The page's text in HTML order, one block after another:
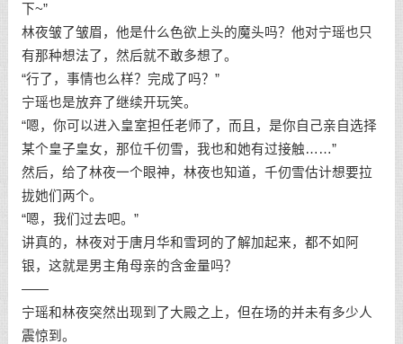
下~”
林夜皱了皱眉，他是什么色欲上头的魔头吗？他对宁瑶也只
有那种想法了，然后就不敢多想了。
“行了，事情也么样？完成了吗？”
宁瑶也是放弃了继续开玩笑。
“嗯，你可以进入皇室担任老师了，而且，是你自己亲自选择
某个皇子皇女，那位千仞雪，我也和她有过接触……”
然后，给了林夜一个眼神，林夜也知道，千仞雪估计想要拉
拢她们两个。
“嗯，我们过去吧。”
讲真的，林夜对于唐月华和雪珂的了解加起来，都不如阿
银，这就是男主角母亲的含金量吗？
——
宁瑶和林夜突然出现到了大殿之上，但在场的并未有多少人
震惊到。